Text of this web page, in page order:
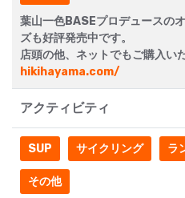
葉山一色BASEプロデュースの
ズも好評発売中です。
店頭の他、ネットでもご購入い
hikihayama.com/
アクティビティ
SUP サイクリング ラ
その他